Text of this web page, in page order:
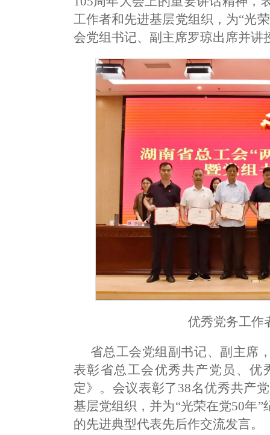
工作者和先进基层党组织，为“光
会党组书记、副主席罗琼出席并讲
优秀党务工作
省总工会党组副书记、副主席
表彰省总工会优秀共产党员、
定》。会议表彰了38名优秀共产
基层党组织，并为“光荣在党50年
的先进典型代表先后作交流发言。